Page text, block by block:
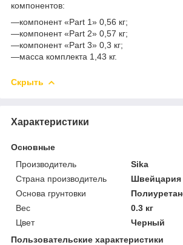
компонентов:
—компонент «Part 1» 0,56 кг;
—компонент «Part 2» 0,57 кг;
—компонент «Part 3» 0,3 кг;
—масса комплекта 1,43 кг.
Скрыть
Характеристики
Основные
Производитель
Sika
Страна производитель
Швейцария
Основа грунтовки
Вес
0.3 кг
Цвет
Черный
Пользовательские характеристики